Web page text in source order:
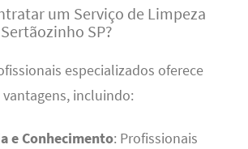
um Serviço de Limpeza
SP?
especializados oferece
incluindo:
e Conhecimento: Profissionais